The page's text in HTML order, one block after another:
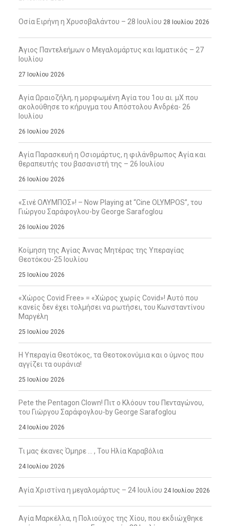
Οσία Ειρήνη η Χρυσοβαλάντου – 28 Ιουλίου 28 Ιουλίου 2026
Άγιος Παντελεήμων ο Μεγαλομάρτυς και Ιαματικός – 27
Ιουλίου
27 Ιουλίου 2026
Αγία Ωραιοζήλη, η μορφωμένη Αγία του 1ου αι. μΧ που
ακολούθησε το κήρυγμα του Απόστολου Ανδρέα- 26
Ιουλίου
26 Ιουλίου 2026
Αγία Παρασκευή η Οσιομάρτυς, η φιλάνθρωπος Αγία και
θεραπευτής του βασανιστή της – 26 Ιουλίου
26 Ιουλίου 2026
«Σινέ ΟΛΥΜΠΟΣ»! – Now Playing at “Cine OLYMPOS”, του
Γιώργου Σαράφογλου-by George Sarafoglou
26 Ιουλίου 2026
Κοίμηση της Αγίας Άννας Μητέρας της Υπεραγίας
Θεοτόκου-25 Ιουλίου
25 Ιουλίου 2026
«Χώρος Covid Free» = «Χώρος χωρίς Covid»! Αυτό που
κανείς δεν έχει τολμήσει να ρωτήσει, του Κωνσταντίνου
Μαργέλη
25 Ιουλίου 2026
Η Υπεραγία Θεοτόκος, τα Θεοτοκονύμια και ο ύμνος που
αγγίζει τα ουράνια!
25 Ιουλίου 2026
Pete the Pentagon Clown! Πιτ ο Κλόουν του Πενταγώνου,
του Γιώργου Σαράφογλου-by George Sarafoglou
24 Ιουλίου 2026
Τι μας έκανες Όμηρε … , Του Ηλία Καραβόλια
24 Ιουλίου 2026
Αγία Χριστίνα η μεγαλομάρτυς – 24 Ιουλίου 24 Ιουλίου 2026
Αγία Μαρκέλλα, η Πολιούχος της Χίου, που εκδιώχθηκε